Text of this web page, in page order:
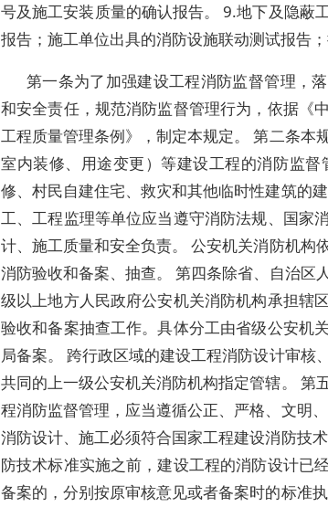
号及施工安装质量的确认报告。 9.地下及隐蔽
报告；施工单位出具的消防设施联动测试报告；
第一条为了加强建设工程消防监督管理，
和安全责任，规范消防监督管理行为，依据《
工程质量管理条例》，制定本规定。 第二条本
室内装修、用途变更）等建设工程的消防监
修、村民自建住宅、救灾和其他临时性建筑的
工、工程监理等单位应当遵守消防法规、国家
计、施工质量和安全负责。 公安机关消防机构
消防验收和备案、抽查。 第四条除省、自治区
级以上地方人民政府公安机关消防机构承担辖
验收和备案抽查工作。具体分工由省级公安机
局备案。 跨行政区域的建设工程消防设计审核
共同的上一级公安机关消防机构指定管辖。 第
程消防监督管理，应当遵循公正、严格、文明
消防设计、施工必须符合国家工程建设消防技
防技术标准实施之前，建设工程的消防设计已
备案的，分别按原审核意见或者备案时的标准